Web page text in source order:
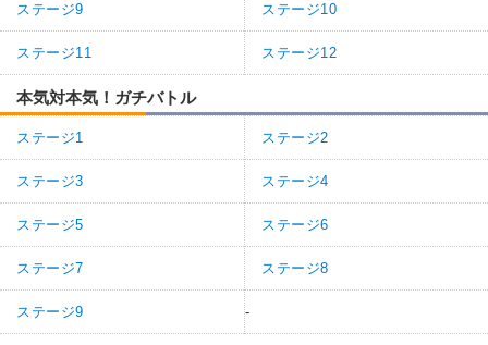
ステージ9 ステージ10
ステージ11 ステージ12
本気対本気！ガチバトル
ステージ1 ステージ2
ステージ3 ステージ4
ステージ5 ステージ6
ステージ7 ステージ8
ステージ9 -